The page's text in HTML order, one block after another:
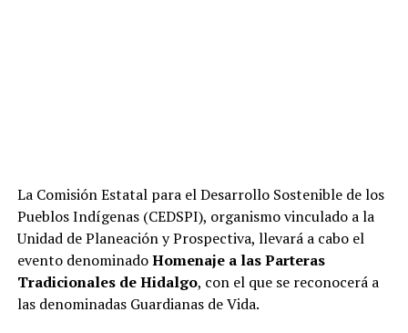
La Comisión Estatal para el Desarrollo Sostenible de los
Pueblos Indígenas (CEDSPI), organismo vinculado a la
Unidad de Planeación y Prospectiva, llevará a cabo el
evento denominadoHomenaje a las Parteras
Tradicionales de Hidalgo, con el que se reconocerá a
las denominadas Guardianas de Vida.